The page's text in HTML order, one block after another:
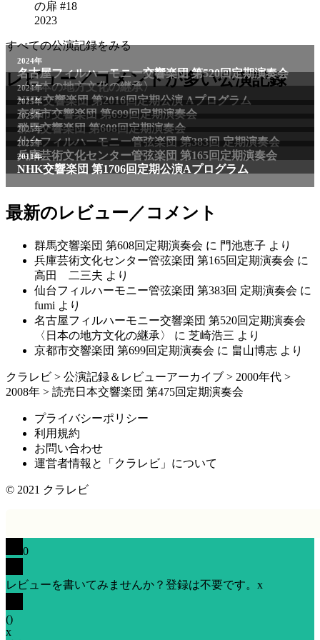
の扉 #18
2023
すべての公演記録をみる
レビュー／コメントが多い公演記録
2024年
名古屋フィルハーモニー交響楽団 第520回定期演奏会
〈日本の地方文化の継承〉
2024年
NHK交響楽団 第2016回定期公演 Aプログラム
2025年
京都市交響楽団 第699回定期演奏会
2025年
群馬交響楽団 第608回定期演奏会
2025年
仙台フィルハーモニー管弦楽団 第383回 定期演奏会
2025年
兵庫芸術文化センター管弦楽団 第165回定期演奏会
2011年
NHK交響楽団 第1706回定期公演Aプログラム
最新のレビュー／コメント
群馬交響楽団 第608回定期演奏会 に 門池恵子 より
兵庫芸術文化センター管弦楽団 第165回定期演奏会 に
高田 二三夫 より
仙台フィルハーモニー管弦楽団 第383回 定期演奏会 に
fumi より
名古屋フィルハーモニー交響楽団 第520回定期演奏会
〈日本の地方文化の継承〉
に 芝崎浩三 より
京都市交響楽団 第699回定期演奏会 に 畠山博志 より
クラレビ > 公演記録＆レビューアーカイブ > 2000年代 >
2008年 > 読売日本交響楽団 第475回定期演奏会
プライバシーポリシー
利用規約
お問い合わせ
運営者情報と「クラレビ」について
© 2021 クラレビ
0
レビューを書いてみませんか？登録は不要です。 x
()
x